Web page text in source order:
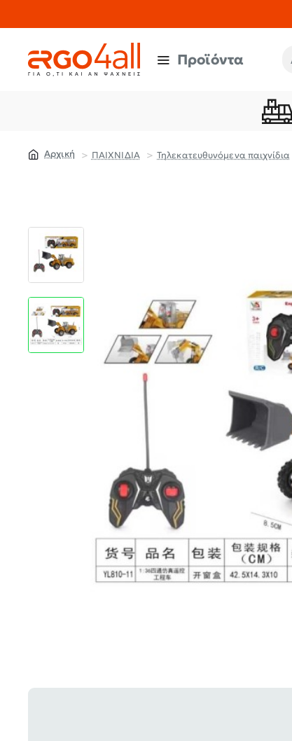
Προϊόντα
ΠΑΙΧΝΙΔΙΑ Τηλεκατευθυνόμενα παιχνίδια